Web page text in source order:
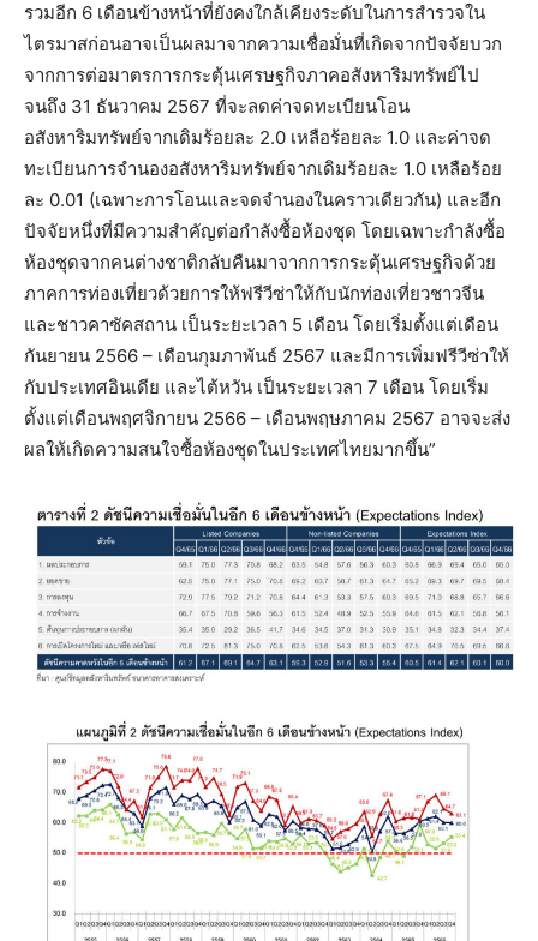
รวมอีก 6 เดือนข้างหน้าที่ยังคงใกล้เคียงระดับในการสำรวจใน
ไตรมาสก่อนอาจเป็นผลมาจากความเชื่อมั่นที่เกิดจากปัจจัยบวก
จากการต่อมาตรการกระตุ้นเศรษฐกิจภาคอสังหาริมทรัพย์ไป
จนถึง 31 ธันวาคม 2567 ที่จะลดค่าจดทะเบียนโอน
อสังหาริมทรัพย์จากเดิมร้อยละ 2.0 เหลือร้อยละ 1.0 และค่าจด
ทะเบียนการจำนองอสังหาริมทรัพย์จากเดิมร้อยละ 1.0 เหลือร้อย
ละ 0.01 (เฉพาะการโอนและจดจำนองในคราวเดียวกัน) และอีก
ปัจจัยหนึ่งที่มีความสำคัญต่อกำลังซื้อห้องชุด โดยเฉพาะกำลังซื้อ
ห้องชุดจากคนต่างชาติกลับคืนมาจากการกระตุ้นเศรษฐกิจด้วย
ภาคการท่องเที่ยวด้วยการให้ฟรีวีซ่าให้กับนักท่องเที่ยวชาวจีน
และชาวคาซัคสถาน เป็นระยะเวลา 5 เดือน โดยเริ่มตั้งแต่เดือน
กันยายน 2566 – เดือนกุมภาพันธ์ 2567 และมีการเพิ่มฟรีวีซ่าให้
กับประเทศอินเดีย และไต้หวัน เป็นระยะเวลา 7 เดือน โดยเริ่ม
ตั้งแต่เดือนพฤศจิกายน 2566 – เดือนพฤษภาคม 2567 อาจจะส่ง
ผลให้เกิดความสนใจซื้อห้องชุดในประเทศไทยมากขึ้น”